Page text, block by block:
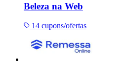
Beleza na Web
14 cupons/ofertas